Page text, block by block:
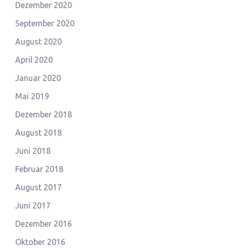
Dezember 2020
September 2020
August 2020
April 2020
Januar 2020
Mai 2019
Dezember 2018
August 2018
Juni 2018
Februar 2018
August 2017
Juni 2017
Dezember 2016
Oktober 2016